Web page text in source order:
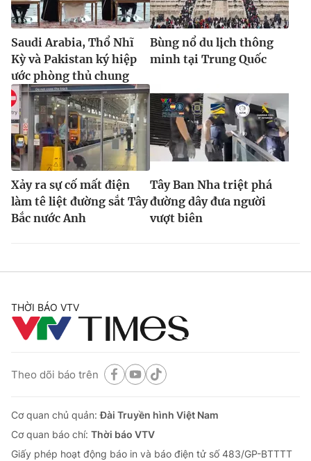
Saudi Arabia, Thổ Nhĩ
Kỳ và Pakistan ký hiệp
ước phòng thủ chung
Bùng nổ du lịch thông
minh tại Trung Quốc
Xảy ra sự cố mất điện
làm tê liệt đường sắt Tây
Bắc nước Anh
Tây Ban Nha triệt phá
đường dây đưa người
vượt biên
THỜI BÁO VTV
Theo dõi báo trên
Cơ quan chủ quản:Đài Truyền hình Việt Nam
Cơ quan báo chí: Thời báo VTV
Giấy phép hoạt động báo in và báo điện tử số 483/GP-BTTTT